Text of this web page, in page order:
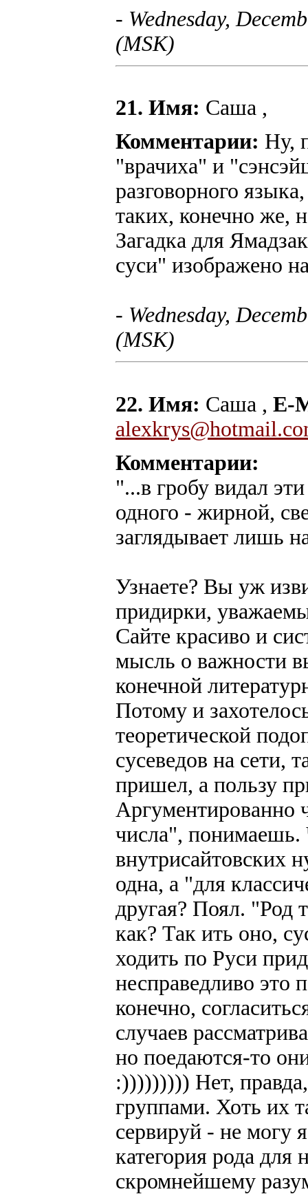
- Wednesday,
(MSK)
21. Имя: Саша ,
Комментарии: Ну,
"врачиха" и
разговорного
таких, конечно же,
Загадка для
суси" изображено
- Wednesday,
(MSK)
22. Имя: Саша , E-
Комментарии:
"...в гробу видал
одного - жирной,
заглядывает лишь
Узнаете? Вы уж
придирки,
Сайте красиво и
мысль о важности
конечной
Потому и
теоретической
сусеведов на сети,
пришел, а пользу
Аргументированно
числа", понимаешь.
внутрисайтовских
одна, а "для
другая? Поял. "Род
как? Так ить оно,
ходить по Руси
несправедливо это
конечно,
случаев
но поедаются-то
:))))))))) Нет,
группами. Хоть их
сервируй - не могу
категория рода для
скромнейшему